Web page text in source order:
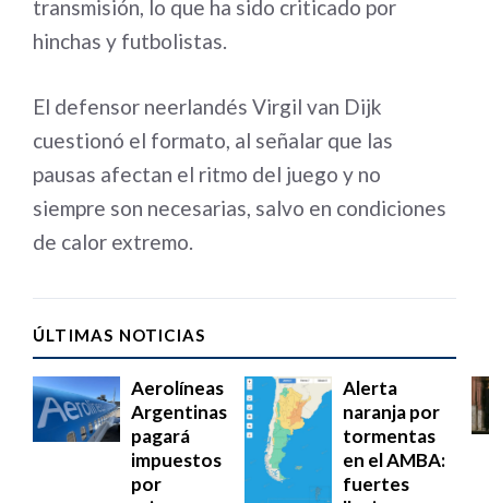
transmisión, lo que ha sido criticado por
hinchas y futbolistas.
El defensor neerlandés Virgil van Dijk
cuestionó el formato, al señalar que las
pausas afectan el ritmo del juego y no
siempre son necesarias, salvo en condiciones
de calor extremo.
ÚLTIMAS NOTICIAS
Aerolíneas
Argentinas
pagará
impuestos
por
Alerta
naranja por
tormentas
en el AMBA:
fuertes